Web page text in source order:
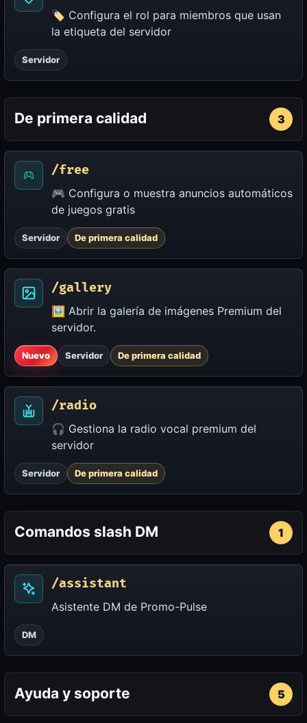
🏷️ Configura el rol para miembros que usan
la etiqueta del servidor
Servidor
De primera calidad 3
/free
🎮 Configura o muestra anuncios automáticos
de juegos gratis
Servidor De primera calidad
/gallery
🖼️ Abrir la galería de imágenes Premium del
servidor.
Nuevo Servidor De primera calidad
/radio
🎧 Gestiona la radio vocal premium del
servidor
Servidor De primera calidad
Comandos slash DM 1
/assistant
Asistente DM de Promo-Pulse
DM
Ayuda y soporte 5